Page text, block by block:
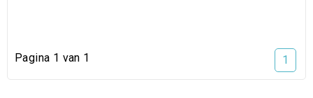
Pagina 1 van 1 1